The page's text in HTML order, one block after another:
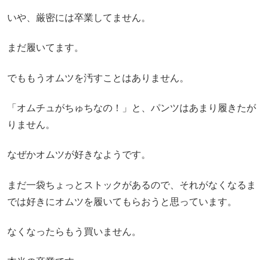
いや、厳密には卒業してません。
まだ履いてます。
でももうオムツを汚すことはありません。
「オムチュがちゅちなの！」と、パンツはあまり履きたが
りません。
なぜかオムツが好きなようです。
まだ一袋ちょっとストックがあるので、それがなくなるま
では好きにオムツを履いてもらおうと思っています。
なくなったらもう買いません。